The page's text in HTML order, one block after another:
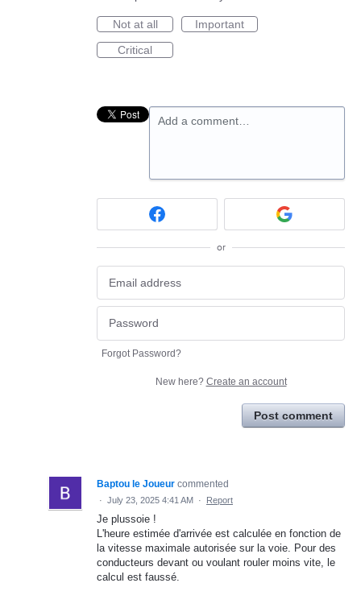
Not at all
Important
Critical
Add a comment…
or
Forgot Password?
New here? Create an account
Post comment
Baptou le Joueur commented
· July 23, 2025 4:41 AM · Report
Je plussoie !
L'heure estimée d'arrivée est calculée en fonction de
la vitesse maximale autorisée sur la voie. Pour des
conducteurs devant ou voulant rouler moins vite, le
calcul est faussé.